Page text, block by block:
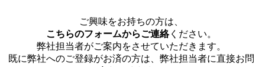
ご興味をお持ちの方は、
こちらのフォームからご連絡ください。
弊社担当者がご案内をさせていただきます。
既に弊社へのご登録がお済の方は、弊社担当者に直接お問